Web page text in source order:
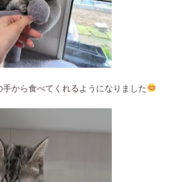
から食べてくれるようになりました